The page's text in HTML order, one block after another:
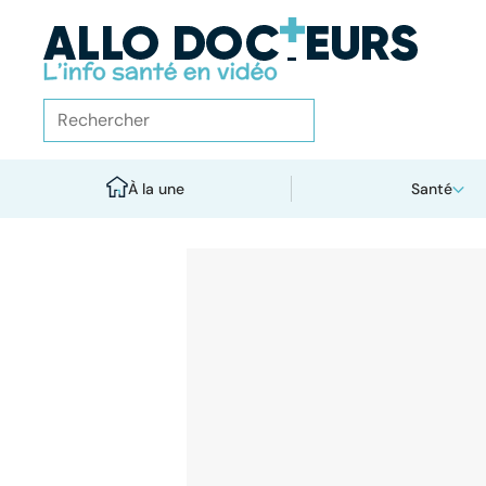
À la une Santé